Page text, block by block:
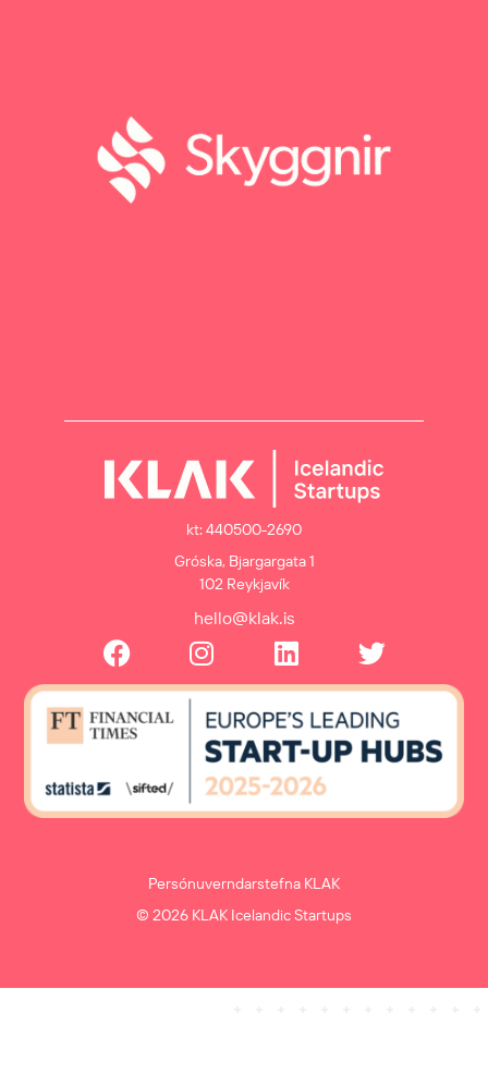
kt: 440500-2690
Gróska, Bjargargata 1
102 Reykjavík
hello@klak.is
© 2026 KLAK Icelandic Startups
Persónuverndarstefna KLAK